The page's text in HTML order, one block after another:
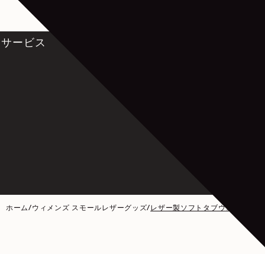
サービス
ホーム/ウィメンズ スモールレザーグッズ/ レザー製ソフトタブウォレット